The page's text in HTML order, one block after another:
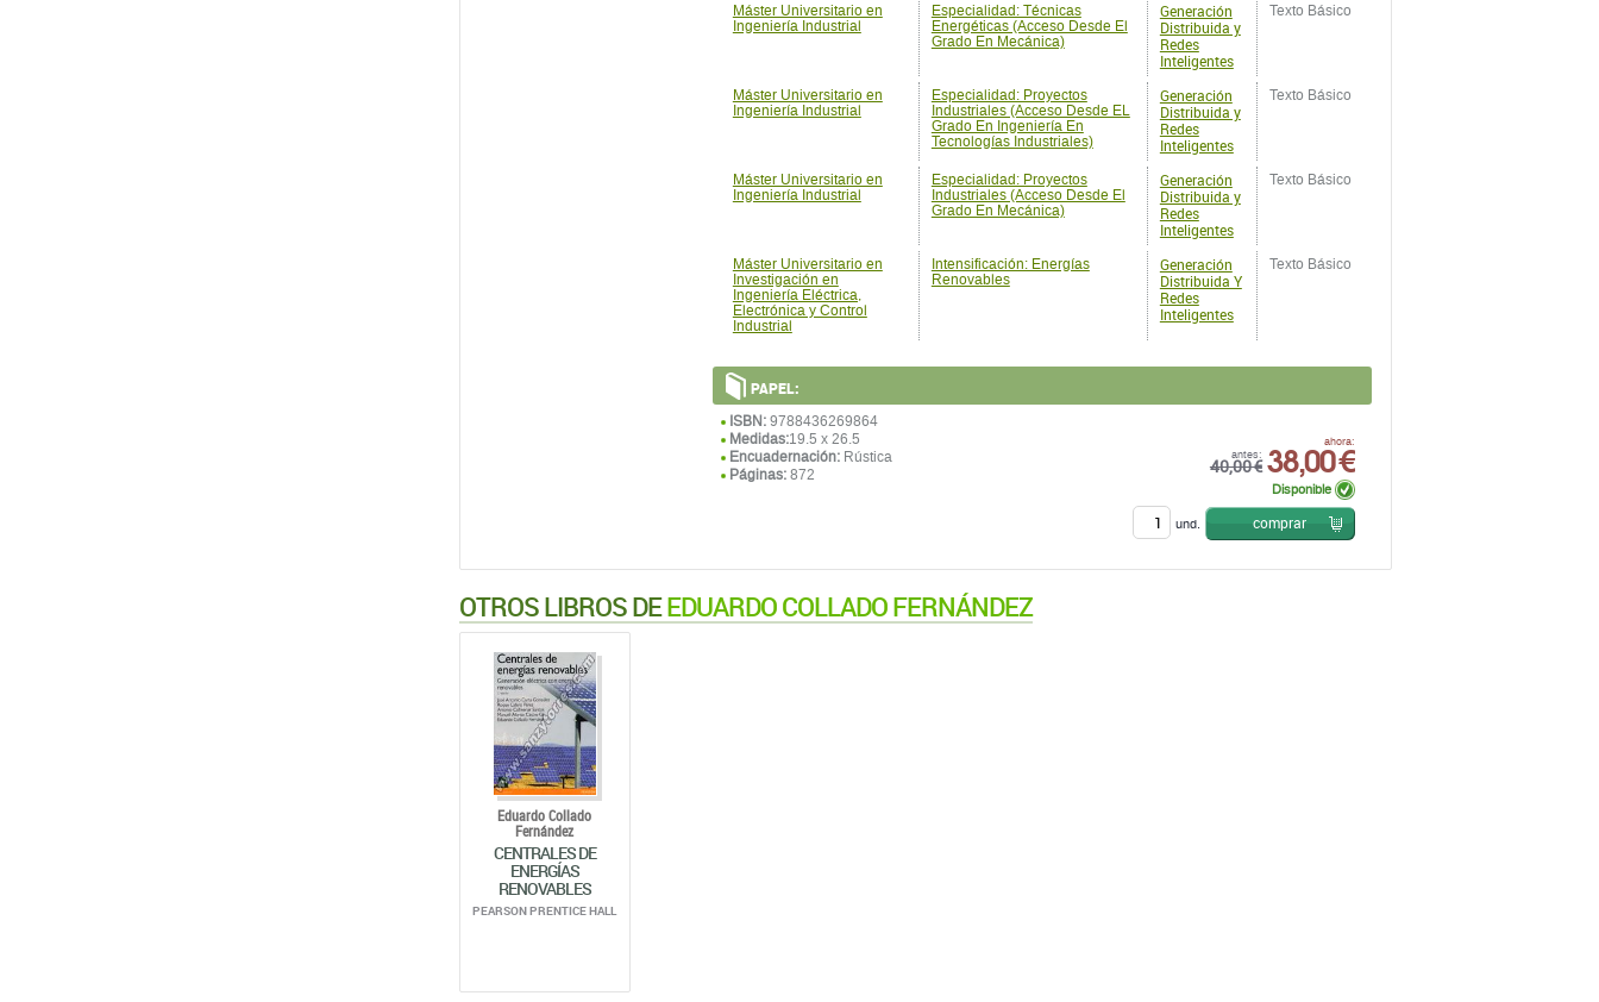
Máster Universitario en
Ingeniería Industrial
Especialidad: Técnicas
Energéticas (Acceso Desde El
Grado En Mecánica)
Generación
Distribuida y
Redes
Inteligentes
Texto Básico
Máster Universitario en
Ingeniería Industrial
Especialidad: Proyectos
Industriales (Acceso Desde EL
Grado En Ingeniería En
Tecnologías Industriales)
Generación
Distribuida y
Redes
Inteligentes
Texto Básico
Máster Universitario en
Ingeniería Industrial
Especialidad: Proyectos
Industriales (Acceso Desde El
Grado En Mecánica)
Generación
Distribuida y
Redes
Inteligentes
Texto Básico
Máster Universitario en
Investigación en
Ingeniería Eléctrica,
Electrónica y Control
Industrial
Intensificación: Energías
Renovables
Generación
Distribuida Y
Redes
Inteligentes
Texto Básico
PAPEL:
ISBN:9788436269864
Medidas:19.5 x 26.5
Encuadernación:Rústica
Páginas:872
antes:
40,00 €
ahora:
38,00 €
Disponible
und. comprar
OTROS LIBROS DEEDUARDO COLLADO FERNÁNDEZ
Eduardo Collado
Fernández
CENTRALES DE
ENERGÍAS
RENOVABLES
PEARSON PRENTICE HALL